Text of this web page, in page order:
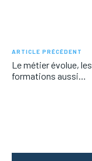
ARTICLE PRÉCÉDENT
Le métier évolue, les
formations aussi…